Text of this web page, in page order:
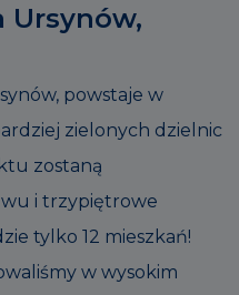
Ursynów,
powstaje w
zielonych dzielnic
zostaną
i trzypiętrowe
tylko 12 mieszkań!
w wysokim